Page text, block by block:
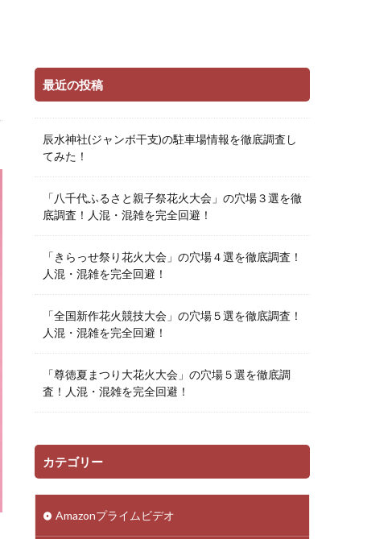
最近の投稿
辰水神社(ジャンボ干支)の駐車場情報を徹底調査し
てみた！
「八千代ふるさと親子祭花火大会」の穴場３選を徹
底調査！人混・混雑を完全回避！
「きらっせ祭り花火大会」の穴場４選を徹底調査！
人混・混雑を完全回避！
「全国新作花火競技大会」の穴場５選を徹底調査！
人混・混雑を完全回避！
「尊徳夏まつり大花火大会」の穴場５選を徹底調
査！人混・混雑を完全回避！
カテゴリー
Amazonプライムビデオ